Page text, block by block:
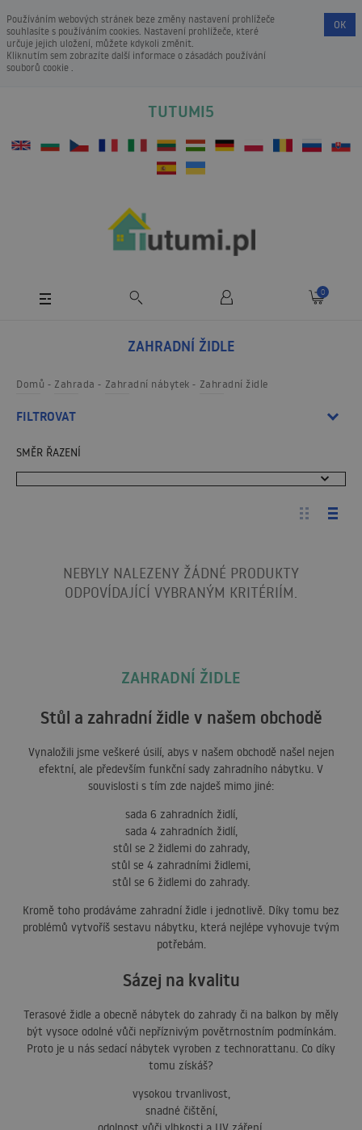
Používáním webových stránek beze změny nastavení prohlížeče
souhlasíte s používáním cookies. Nastavení prohlížeče, které
určuje jejich uložení, můžete kdykoli změnit.
Kliknutím sem zobrazíte další informace o zásadách používání
souborů cookie .
OK
TUTUMI5
0
ZAHRADNÍ ŽIDLE
Domů Zahrada Zahradní nábytek Zahradní židle
FILTROVAT
SMĚR ŘAZENÍ
NEBYLY NALEZENY ŽÁDNÉ PRODUKTY
ODPOVÍDAJÍCÍ VYBRANÝM KRITÉRIÍM.
ZAHRADNÍ ŽIDLE
Stůl a zahradní židle v našem obchodě
Vynaložili jsme veškeré úsilí, abys v našem obchodě našel nejen
efektní, ale především funkční sady zahradního nábytku. V
souvislosti s tím zde najdeš mimo jiné:
sada 6 zahradních židlí,
sada 4 zahradních židlí,
stůl se 2 židlemi do zahrady,
stůl se 4 zahradními židlemi,
stůl se 6 židlemi do zahrady.
Kromě toho prodáváme zahradní židle i jednotlivě. Díky tomu bez
problémů vytvoříš sestavu nábytku, která nejlépe vyhovuje tvým
potřebám.
Sázej na kvalitu
Terasové židle a obecně nábytek do zahrady či na balkon by měly
být vysoce odolné vůči nepříznivým povětrnostním podmínkám.
Proto je u nás sedací nábytek vyroben z technorattanu. Co díky
tomu získáš?
vysokou trvanlivost,
snadné čištění,